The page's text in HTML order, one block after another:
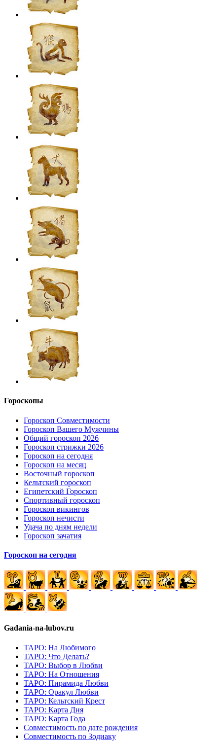
Гороскопы
Гороскоп Совместимости
Гороскоп Вашего Мужчины
Общий гороскоп 2026
Гороскоп стрижки 2026
Гороскоп на сегодня
Гороскоп на месяц
Восточный гороскоп
Кельтский гороскоп
Египетский Гороскоп
Спортивный гороскоп
Гороскоп викингов
Гороскоп нечисти
Удача по дням недели
Гороскоп зачатия
Гороскоп на сегодня
Gadania-na-lubov.ru
ТАРО: На Любимого
ТАРО: Что Делать?
ТАРО: Выбор в Любви
ТАРО: На Отношения
ТАРО: Пирамида Любви
ТАРО: Оракул Любви
ТАРО: Кельтский Крест
ТАРО: Карта Дня
ТАРО: Карта Года
Cовместимость по дате рождения
Cовместимость по Зодиаку